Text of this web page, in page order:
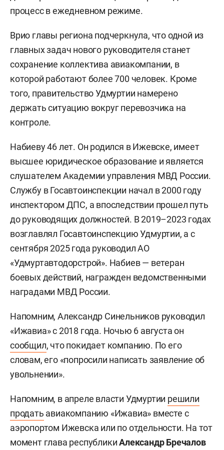
процесс в ежедневном режиме.
Врио главы региона подчеркнула, что одной из
главных задач нового руководителя станет
сохранение коллектива авиакомпании, в
которой работают более 700 человек. Кроме
того, правительство Удмуртии намерено
держать ситуацию вокруг перевозчика на
контроле.
Набиеву 46 лет. Он родился в Ижевске, имеет
высшее юридическое образование и является
слушателем Академии управления МВД России.
Службу в Госавтоинспекции начал в 2000 году
инспектором ДПС, а впоследствии прошел путь
до руководящих должностей. В 2019–2023 годах
возглавлял Госавтоинспекцию Удмуртии, а с
сентября 2025 года руководил АО
«Удмуртавтодорстрой». Набиев — ветеран
боевых действий, награжден ведомственными
наградами МВД России.
Напомним, Александр Синельников руководил
«Ижавиа» с 2018 года. Ночью 6 августа он
сообщил, что покидает компанию. По его
словам, его «попросили написать заявление об
увольнении».
Напомним, в апреле власти Удмуртии решили
продать авиакомпанию «Ижавиа» вместе с
аэропортом Ижевска или по отдельности. На тот
момент глава республикиАлександр Бречалов